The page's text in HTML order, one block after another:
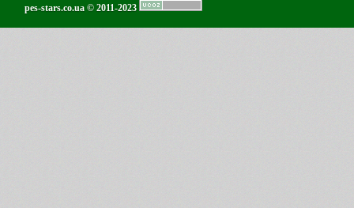
pes-stars.co.ua © 2011-2023